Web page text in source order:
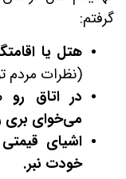
گرفتم:
هتل یا
(نظرات مردم
در اتاق
می‌خوای بری
اشیای
خودت نبر.